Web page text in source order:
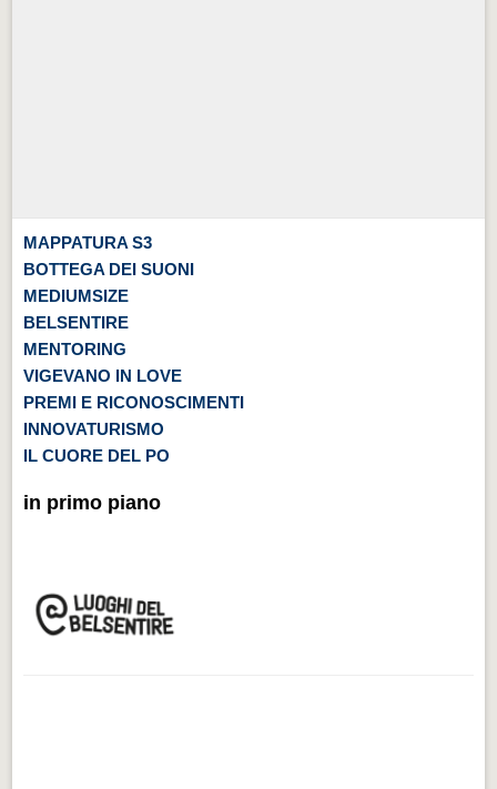
MAPPATURA S3
BOTTEGA DEI SUONI
MEDIUMSIZE
BELSENTIRE
MENTORING
VIGEVANO IN LOVE
PREMI E RICONOSCIMENTI
INNOVATURISMO
IL CUORE DEL PO
in primo piano